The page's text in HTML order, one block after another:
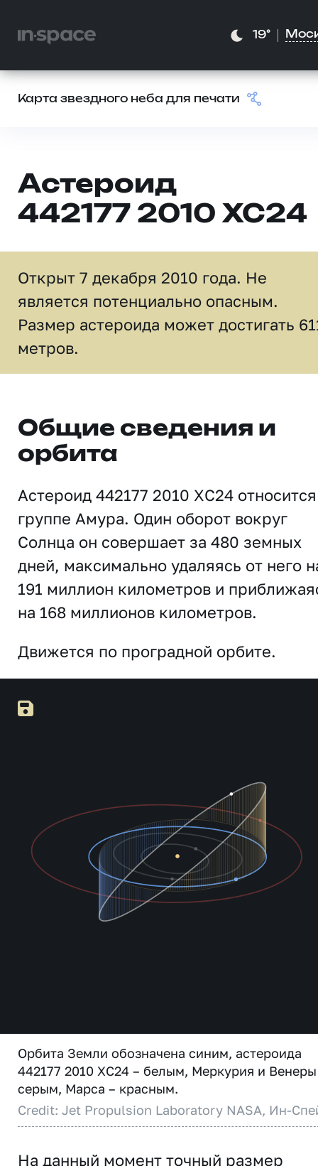
19°
Карта звездного неба для печати
Астероид
442177 2010 XC24
Открыт 7 декабря 2010 года. Не
является потенциально опасным.
Размер астероида может достигать
метров.
Общие сведения и
орбита
Астероид 442177 2010 XC24
группе Амура. Один оборот вокруг
Солнца он совершает за 480 земных
дней, максимально удаляясь от него
191 миллион километров и
на 168 миллионов километров.
Движется по проградной орбите.
Орбита Земли обозначена синим, астероида
442177 2010 XC24 – белым, Меркурия и
серым, Марса – красным.
Credit: Jet Propulsion Laboratory NASA, Ин-
На данный момент точный размер